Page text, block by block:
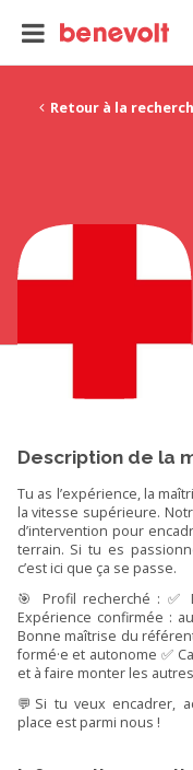
Retour à la
Description de la
Tu as l’expérience, la
la vitesse supérieure.
d’intervention pour
terrain. Si tu es
c’est ici que ça se passe.
🎯 Profil recherché : ✅
Expérience confirmée :
Bonne maîtrise du
formé·e et autonome ✅
et à faire monter les
💬Si tu veux encadrer,
place est parmi nous !